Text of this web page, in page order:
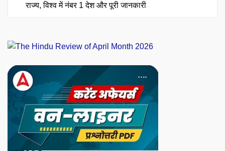
राज्य, विश्व में नंबर 1 देश और पूरी जानकारी